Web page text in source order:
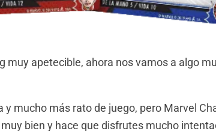
muy apetecible, ahora nos vamos a algo
y mucho más rato de juego, pero Marvel
bien y hace que disfrutes mucho